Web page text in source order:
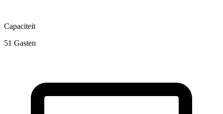
Capaciteit
51 Gasten